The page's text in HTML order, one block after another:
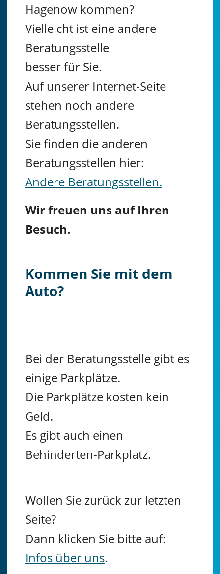
Hagenow kommen?
Vielleicht ist eine andere
Beratungsstelle
besser für Sie.
Auf unserer Internet-Seite
stehen noch andere
Beratungsstellen.
Sie finden die anderen
Beratungsstellen hier:
Andere Beratungsstellen.
Wir freuen uns auf Ihren
Besuch.
Kommen Sie mit dem
Auto?
Bei der Beratungsstelle gibt es
einige Parkplätze.
Die Parkplätze kosten kein
Geld.
Es gibt auch einen
Behinderten-Parkplatz.
Wollen Sie zurück zur letzten
Seite?
Dann klicken Sie bitte auf:
Infos über uns.